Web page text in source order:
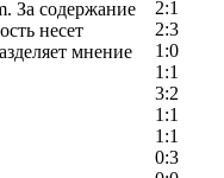
2:1
2:3
1:0
1:1
3:2
1:1
1:1
0:3
За содержание
несет
мнение